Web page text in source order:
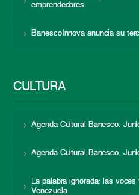
emprendedores
BanescoInnova anuncia su
CULTURA
Agenda Cultural Banesco.
Agenda Cultural Banesco.
La palabra ignorada: las
Venezuela